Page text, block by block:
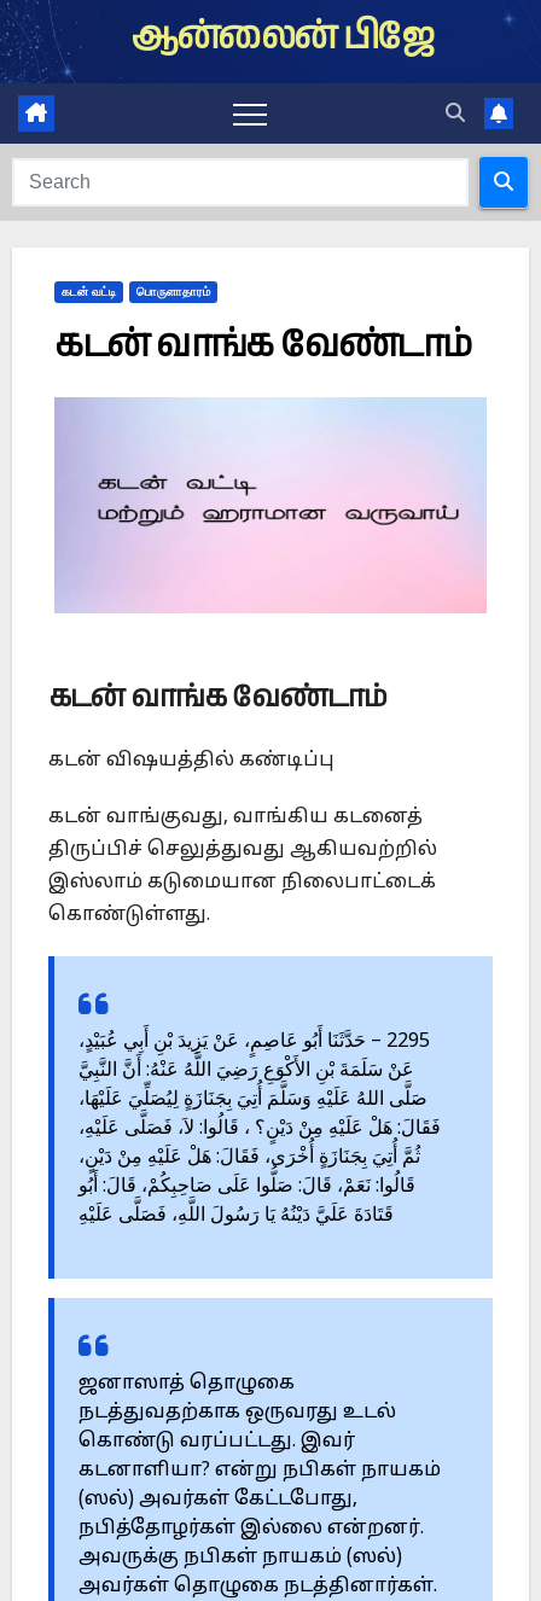
Skip
to
content
ஆன்லைன் பிஜே
கடன் வட்டி பொருளாதாரம்
கடன் வாங்க வேண்டாம்
கடன் வாங்க வேண்டாம்
கடன் விஷயத்தில் கண்டிப்பு
கடன் வாங்குவது, வாங்கிய கடனைத்
திருப்பிச் செலுத்துவது ஆகியவற்றில்
இஸ்லாம் கடுமையான நிலைபாட்டைக்
கொண்டுள்ளது.
2295 – حَدَّثَنَا أَبُو عَاصِمٍ، عَنْ يَزِيدَ بْنِ أَبِي عُبَيْدٍ،
عَنْ سَلَمَةَ بْنِ الأَكْوَعِ رَضِيَ اللَّهُ عَنْهُ: أَنَّ النَّبِيَّ
صَلَّى اللهُ عَلَيْهِ وَسَلَّمَ أُتِيَ بِجَنَازَةٍ لِيُصَلِّيَ عَلَيْهَا،
فَقَالَ: هَلْ عَلَيْهِ مِنْ دَيْنٍ؟ ، قَالُوا: لاَ، فَصَلَّى عَلَيْهِ،
ثُمَّ أُتِيَ بِجَنَازَةٍ أُخْرَى، فَقَالَ: هَلْ عَلَيْهِ مِنْ دَيْنٍ،
قَالُوا: نَعَمْ، قَالَ: صَلُّوا عَلَى صَاحِبِكُمْ، قَالَ: أَبُو
قَتَادَةَ عَلَيَّ دَيْنُهُ يَا رَسُولَ اللَّهِ، فَصَلَّى عَلَيْهِ
ஜனாஸாத் தொழுகை
நடத்துவதற்காக ஒருவரது உடல்
கொண்டு வரப்பட்டது. இவர்
கடனாளியா? என்று நபிகள் நாயகம்
(ஸல்) அவர்கள் கேட்டபோது,
நபித்தோழர்கள் இல்லை என்றனர்.
அவருக்கு நபிகள் நாயகம் (ஸல்)
அவர்கள் தொழுகை நடத்தினார்கள்.